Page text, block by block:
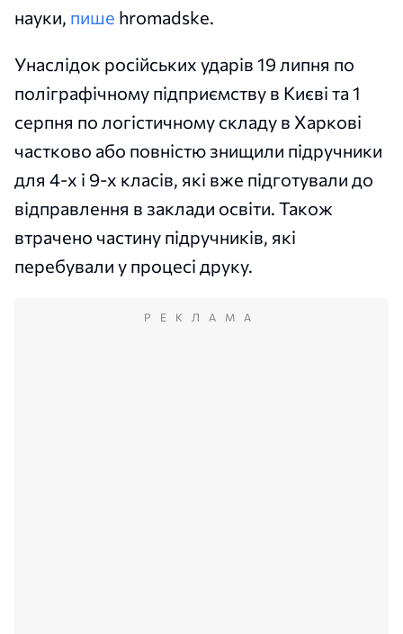
науки, пише hromadske.
Унаслідок російських ударів 19 липня по
поліграфічному підприємству в Києві та 1
серпня по логістичному складу в Харкові
частково або повністю знищили підручники
для 4-х і 9-х класів, які вже підготували до
відправлення в заклади освіти. Також
втрачено частину підручників, які
перебували у процесі друку.
РЕКЛАМА